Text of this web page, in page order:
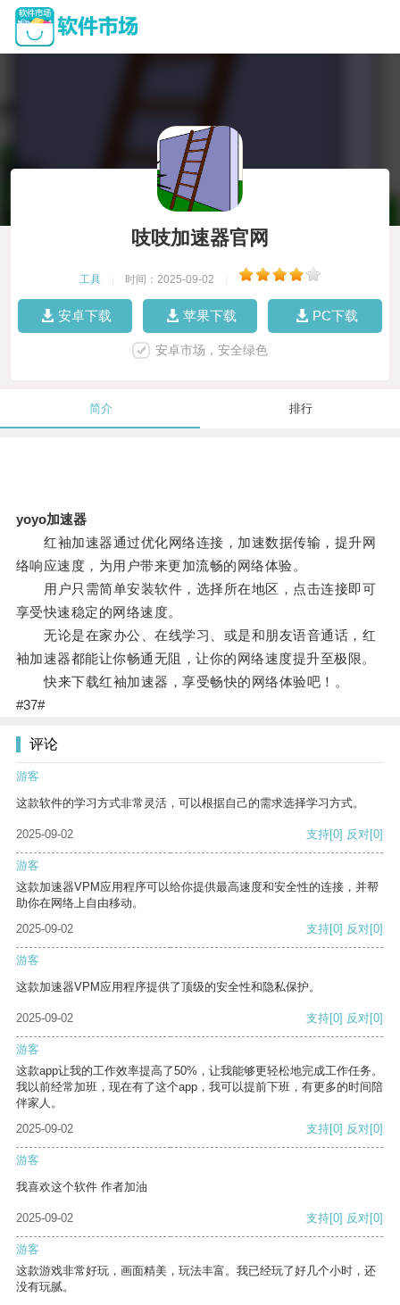
吱吱加速器官网
工具 时间：2025-09-02
安卓下载 苹果下载 PC下载
安卓市场，安全绿色
简介 排行
yoyo加速器
红袖加速器通过优化网络连接，加速数据传输，提升网
络响应速度，为用户带来更加流畅的网络体验。
用户只需简单安装软件，选择所在地区，点击连接即可
享受快速稳定的网络速度。
无论是在家办公、在线学习、或是和朋友语音通话，红
袖加速器都能让你畅通无阻，让你的网络速度提升至极限。
快来下载红袖加速器，享受畅快的网络体验吧！。
#37#
评论
游客
这款软件的学习方式非常灵活，可以根据自己的需求选择学习方式。
2025-09-02 支持[0] 反对[0]
游客
这款加速器VPM应用程序可以给你提供最高速度和安全性的连接，并帮
助你在网络上自由移动。
2025-09-02
支持[0] 反对[0]
游客
这款加速器VPM应用程序提供了顶级的安全性和隐私保护。
2025-09-02 支持[0] 反对[0]
游客
这款app让我的工作效率提高了50%，让我能够更轻松地完成工作任务。
我以前经常加班，现在有了这个app，我可以提前下班，有更多的时间陪
伴家人。
2025-09-02
支持[0] 反对[0]
游客
我喜欢这个软件 作者加油
2025-09-02 支持[0] 反对[0]
游客
这款游戏非常好玩，画面精美，玩法丰富。我已经玩了好几个小时，还
没有玩腻。